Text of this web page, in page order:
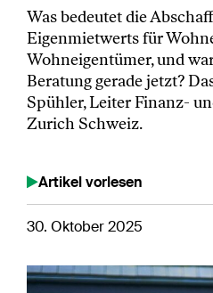
Was bedeutet die
Eigenmietwerts für
Wohneigentümer, und
Beratung gerade jetzt?
Spühler, Leiter Finanz-
Zurich Schweiz.
Artikel vorlesen
30. Oktober 2025